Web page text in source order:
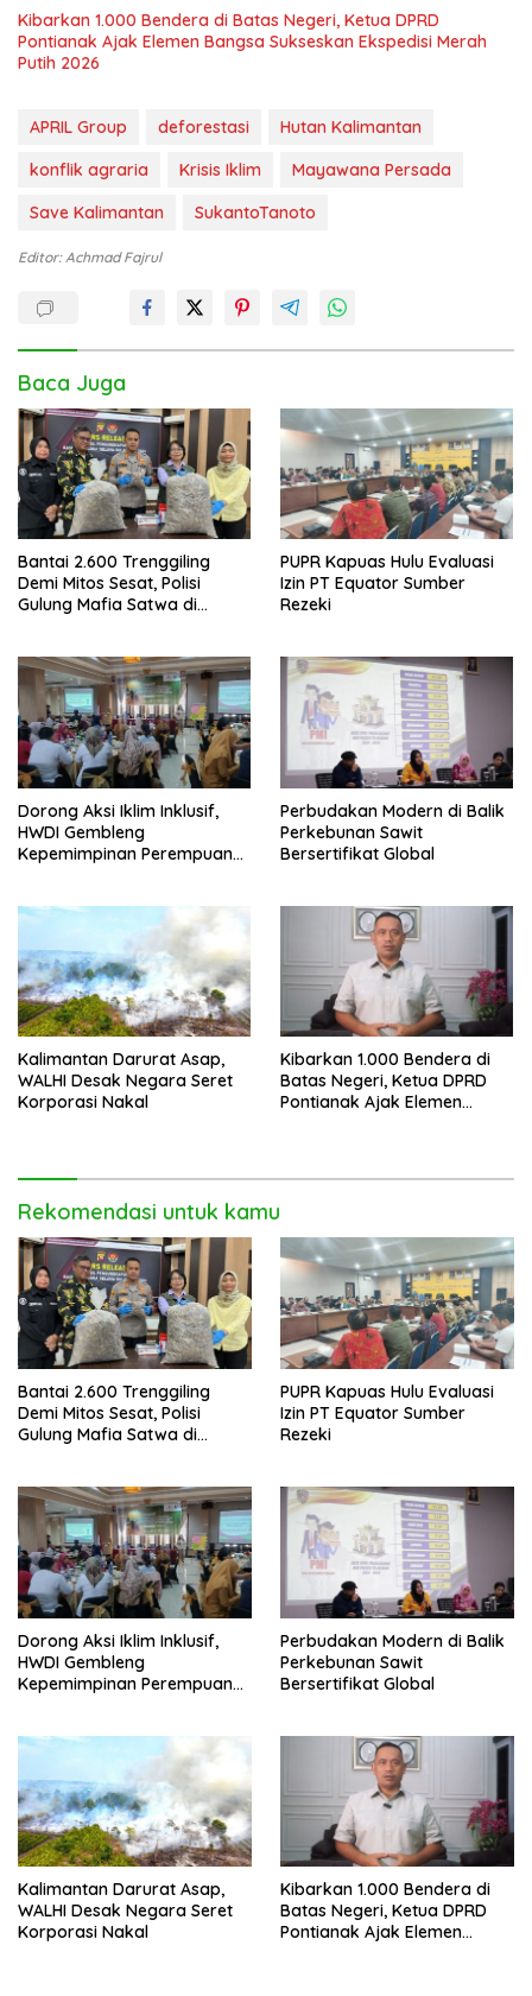
Kibarkan 1.000 Bendera di Batas Negeri, Ketua DPRD
Pontianak Ajak Elemen Bangsa Sukseskan Ekspedisi Merah
Putih 2026
APRIL Group deforestasi
Hutan Kalimantan
konflik agraria
Krisis Iklim
Mayawana Persada
Save Kalimantan
SukantoTanoto
Editor: Achmad Fajrul
Baca Juga
Bantai 2.600 Trenggiling
Demi Mitos Sesat, Polisi
Gulung Mafia Satwa di
PUPR Kapuas Hulu Evaluasi
Izin PT Equator Sumber
Rezeki
Dorong Aksi Iklim Inklusif,
HWDI Gembleng
Kepemimpinan Perempuan
Perbudakan Modern di Balik
Perkebunan Sawit
Bersertifikat Global
Kalimantan Darurat Asap,
WALHI Desak Negara Seret
Korporasi Nakal
Kibarkan 1.000 Bendera di
Batas Negeri, Ketua DPRD
Pontianak Ajak Elemen
Rekomendasi untuk kamu
Bantai 2.600 Trenggiling
Demi Mitos Sesat, Polisi
Gulung Mafia Satwa di
PUPR Kapuas Hulu Evaluasi
Izin PT Equator Sumber
Rezeki
Dorong Aksi Iklim Inklusif,
HWDI Gembleng
Kepemimpinan Perempuan
Perbudakan Modern di Balik
Perkebunan Sawit
Bersertifikat Global
Kalimantan Darurat Asap,
WALHI Desak Negara Seret
Korporasi Nakal
Kibarkan 1.000 Bendera di
Batas Negeri, Ketua DPRD
Pontianak Ajak Elemen